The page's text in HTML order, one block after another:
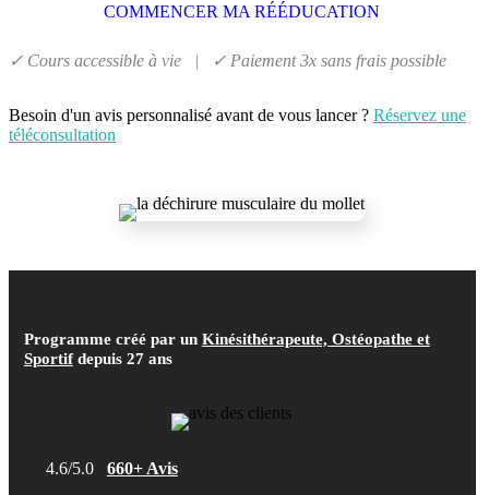
COMMENCER MA RÉÉDUCATION
✓ Cours accessible à vie | ✓ Paiement 3x sans frais possible
Besoin d'un avis personnalisé avant de vous lancer ? Réservez une
téléconsultation
Programme créé par un Kinésithérapeute, Ostéopathe et
Sportifdepuis 27 ans
4.6/5.0 660+ Avis